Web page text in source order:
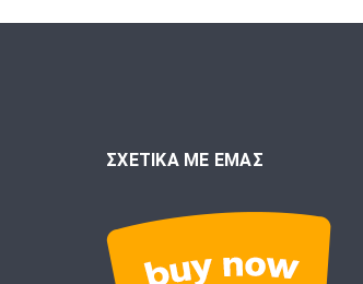
ΣΧΕΤΙΚΑ ΜΕ ΕΜΑΣ